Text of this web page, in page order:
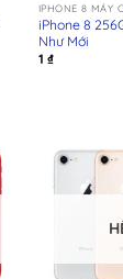
IPHONE 8 MÁY
iPhone 8
Như Mới
1 ₫